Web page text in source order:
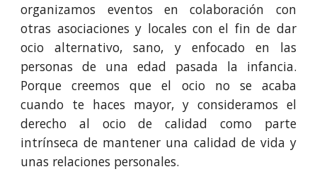
organizamos eventos en colaboración con
otras asociaciones y locales con el fin de dar
ocio alternativo, sano, y enfocado en las
personas de una edad pasada la infancia.
Porque creemos que el ocio no se acaba
cuando te haces mayor, y consideramos el
derecho al ocio de calidad como parte
intrínseca de mantener una calidad de vida y
unas relaciones personales.